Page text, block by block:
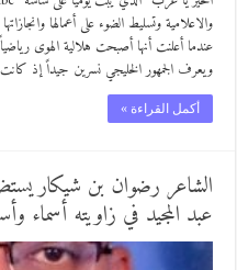
والاعلامية وتسليط الضوء على أعمالها
عندما أعلنت أنها أصبحت هلالية الهوى
ويعرف الجمهور الخليجي نسرين جيداً إذ
أكمل القراءة »
الشاعر رضوان بن شيكار
عبد المجيد في زاويته أسماء